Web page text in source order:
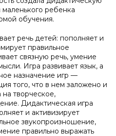
маленького ребенка
обучения.
речь детей: пополняет и
правильное
связную речь, умение
Игра развивает язык, а
назначение игр —
того, что в нем заложено и
творческое,
Дидактическая игра
и активизирует
звукопроизношение,
правильно выражать